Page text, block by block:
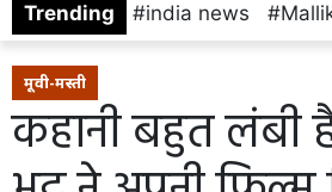
Trending india news
मूवी-मस्ती
कहानी बहुत लंबी